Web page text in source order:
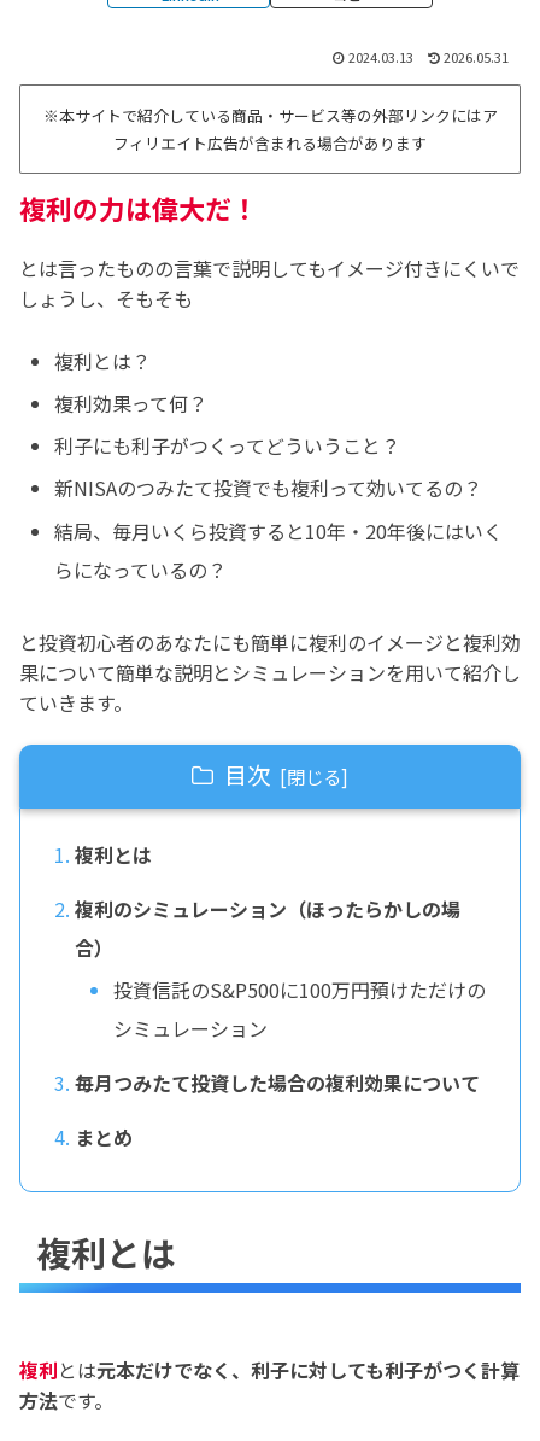
2024.03.13 2026.05.31
※本サイトで紹介している商品・サービス等の外部リンクにはア
フィリエイト広告が含まれる場合があります
複利の力は偉大だ！
とは言ったものの言葉で説明してもイメージ付きにくいで
しょうし、そもそも
複利とは？
複利効果って何？
利子にも利子がつくってどういうこと？
新NISAのつみたて投資でも複利って効いてるの？
結局、毎月いくら投資すると10年・20年後にはいく
らになっているの？
と投資初心者のあなたにも簡単に複利のイメージと複利効
果について簡単な説明とシミュレーションを用いて紹介し
ていきます。
目次
複利とは
複利のシミュレーション（ほったらかしの場
合）
投資信託のS&P500に100万円預けただけの
シミュレーション
毎月つみたて投資した場合の複利効果について
まとめ
複利とは
複利とは元本だけでなく、利子に対しても利子がつく計算
方法です。